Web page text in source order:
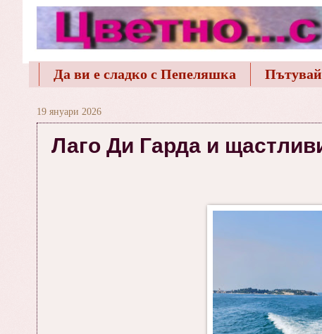
Да ви е сладко с Пепеляшка
19 януари 2026
Лаго Ди Гарда и